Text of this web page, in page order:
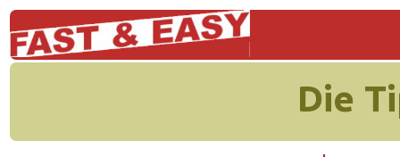
Die